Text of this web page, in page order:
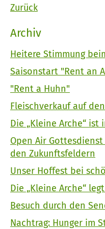
Zurück
Archiv
Heitere Stimmung
Saisonstart "Rent an
"Rent a Huhn"
Fleischverkauf auf
Die „Kleine Arche“ ist
Open Air
den Zukunftsfeldern
Unser Hoffest bei
Die „Kleine Arche“
Besuch durch den
Nachtrag: Hunger im